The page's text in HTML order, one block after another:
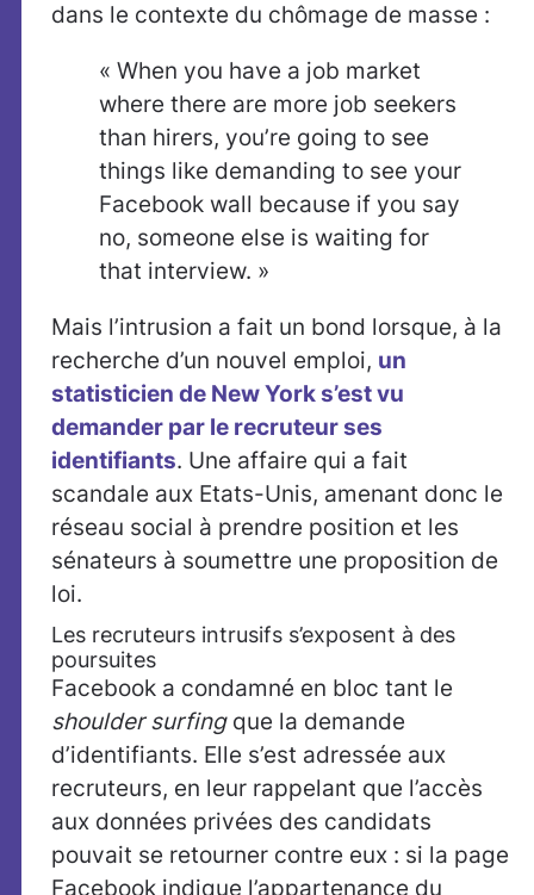
dans le contexte du chômage de masse :
« When you have a job market
where there are more job seekers
than hirers, you’re going to see
things like demanding to see your
Facebook wall because if you say
no, someone else is waiting for
that interview. »
Mais l’intrusion a fait un bond lorsque, à la
recherche d’un nouvel emploi, un
statisticien de New York s’est vu
demander par le recruteur ses
identifiants. Une affaire qui a fait
scandale aux Etats-Unis, amenant donc le
réseau social à prendre position et les
sénateurs à soumettre une proposition de
loi.
Les recruteurs intrusifs s’exposent à des
poursuites
Facebook a condamné en bloc tant le
shoulder surfing que la demande
d’identifiants. Elle s’est adressée aux
recruteurs, en leur rappelant que l’accès
aux données privées des candidats
pouvait se retourner contre eux : si la page
Facebook indique l’appartenance du